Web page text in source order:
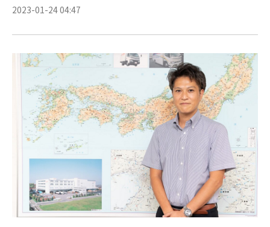
2023-01-24 04:47